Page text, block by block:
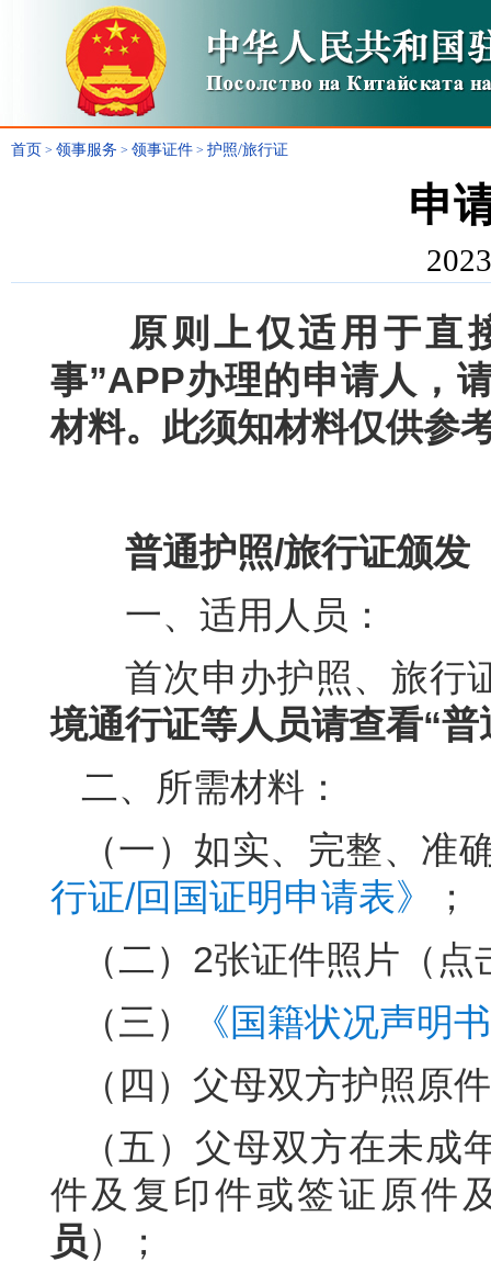
首页 > 领事服务 > 领事证件 > 护照/旅行证
申
原则上仅适用于直
事”APP办理的申请人，
材料。此须知材料仅供参
普通护照/旅行证颁发
一、适用人员：
首次申办护照、旅行
境通行证等人员请查看“
二、所需材料：
（一）如实、完整、准
行证/回国证明申请表》
；
（二）2张证件照片（点
（三）
《国籍状况声明
（四）父母双方护照原
（五）父母双方在未
件及复印件或签证原件
员）；